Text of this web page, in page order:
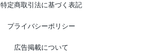
特定商取引法に基づく表記
プライバシーポリシー
広告掲載について